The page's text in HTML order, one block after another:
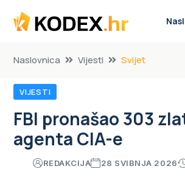
Naslovnica Vijesti Svijet
VIJESTI
FBI pronašao 303
agenta CIA-e
REDAKCIJA 28 SVIBNJA 2026